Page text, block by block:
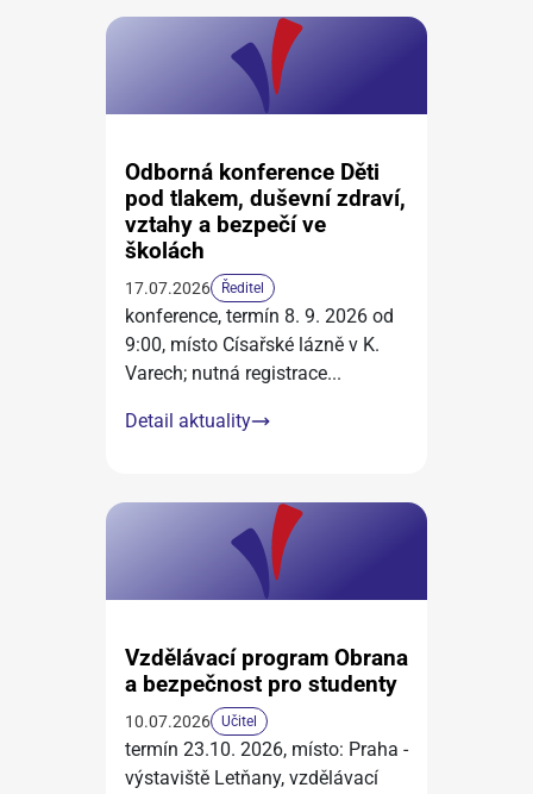
Odborná konference Děti
pod tlakem, duševní zdraví,
vztahy a bezpečí ve
školách
17.07.2026 Ředitel
konference, termín 8. 9. 2026 od
9:00, místo Císařské lázně v K.
Varech; nutná registrace...
Detail aktuality
Vzdělávací program Obrana
a bezpečnost pro studenty
10.07.2026 Učitel
termín 23.10. 2026, místo: Praha -
výstaviště Letňany, vzdělávací